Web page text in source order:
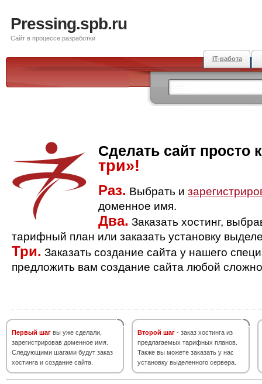
Pressing.spb.ru
Сайт в процессе разработки
IT-работа
Сделать сайт просто
три»!
Раз. Выбрать и
доменное имя.
Два. Заказать хостинг,
тарифный план или заказать установку
Три. Заказать создание сайта у нашего
предложить вам создание сайта любой
Первый шаг вы уже сделали,
зарегистрировав доменное имя.
Следующими шагами будут заказ
хостинга и создание сайта.
Второй шаг - заказ хостинга из
предлагаемых тарифных планов.
Также вы можете заказать у нас
установку выделенного сервера.